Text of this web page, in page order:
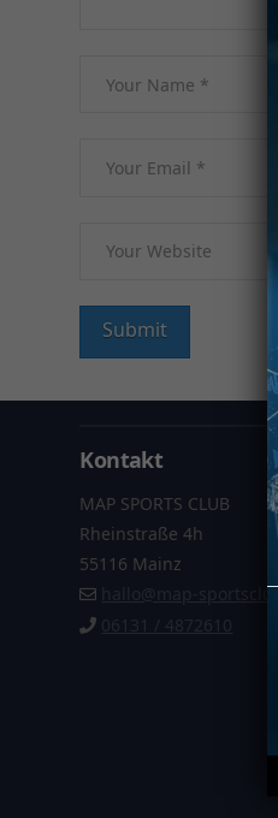
Kontakt
MAP SPORTS CLUB
Rheinstraße 4h
55116 Mainz
hallo@map-